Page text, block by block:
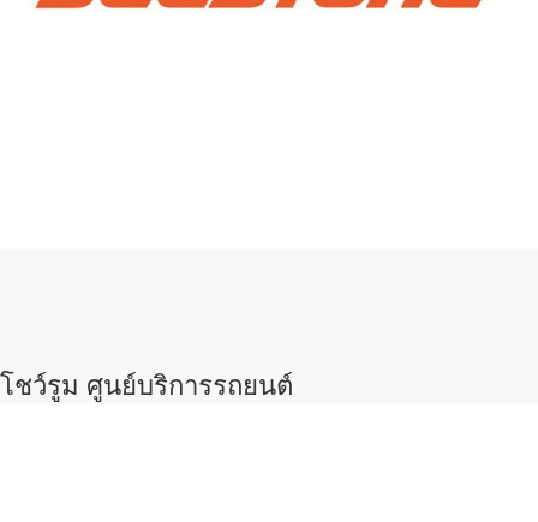
โชว์รูม ศูนย์บริการรถยนต์